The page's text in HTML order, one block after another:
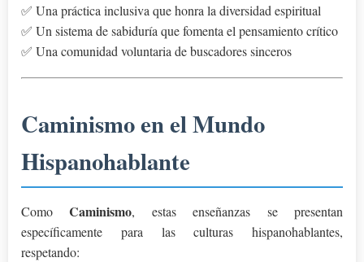
✅ Una práctica inclusiva que honra la diversidad espiritual
✅ Un sistema de sabiduría que fomenta el pensamiento crítico
✅ Una comunidad voluntaria de buscadores sinceros
Caminismo en el Mundo
Hispanohablante
ComoCaminismo, estas enseñanzas se presentan
específicamente para las culturas hispanohablantes,
respetando: